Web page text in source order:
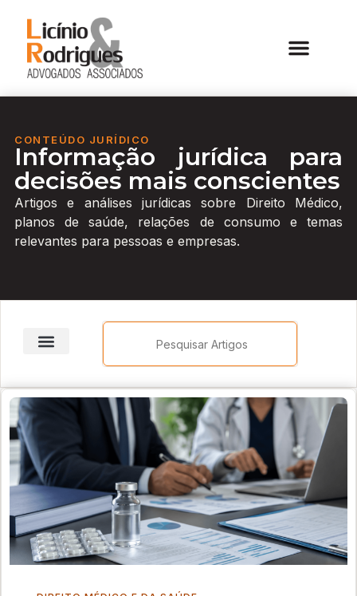
CONTEÚDO JURÍDICO
Informação jurídica para
decisões mais conscientes
Artigos e análises jurídicas sobre Direito Médico,
planos de saúde, relações de consumo e temas
relevantes para pessoas e empresas.